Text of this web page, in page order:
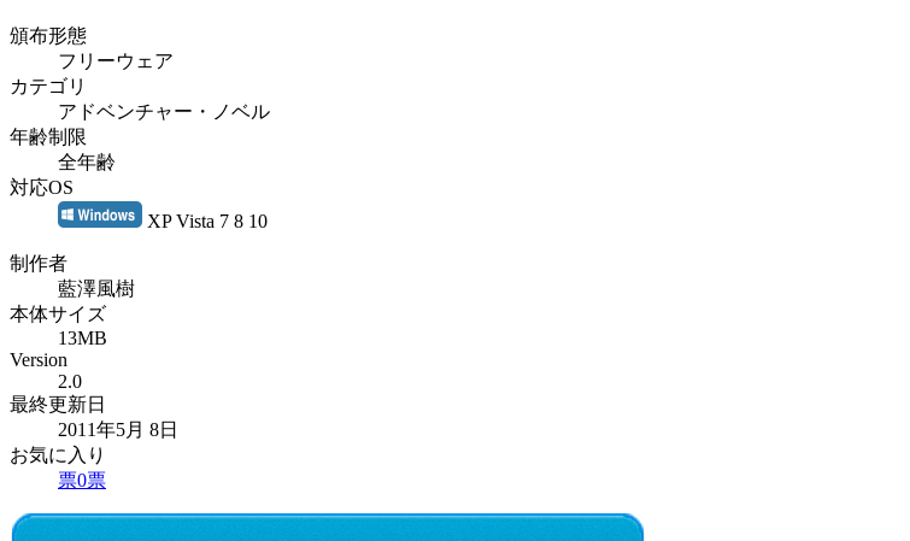
頒布形態
フリーウェア
カテゴリ
アドベンチャー・ノベル
年齢制限
全年齢
対応OS
XP Vista 7 8 10
制作者
藍澤風樹
本体サイズ
13MB
Version
2.0
最終更新日
2011年5月 8日
お気に入り
票0票